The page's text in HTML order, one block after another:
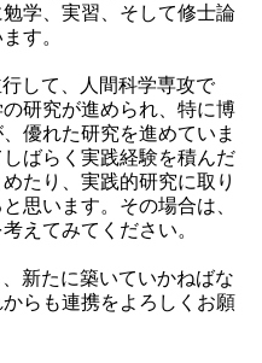
学、実習、そして修士論
す。
して、人間科学専攻で
研究が進められ、特に博
優れた研究を進めていま
ばらく実践経験を積んだ
たり、実践的研究に取り
思います。その場合は、
えてみてください。
新たに築いていかねばな
らも連携をよろしくお願